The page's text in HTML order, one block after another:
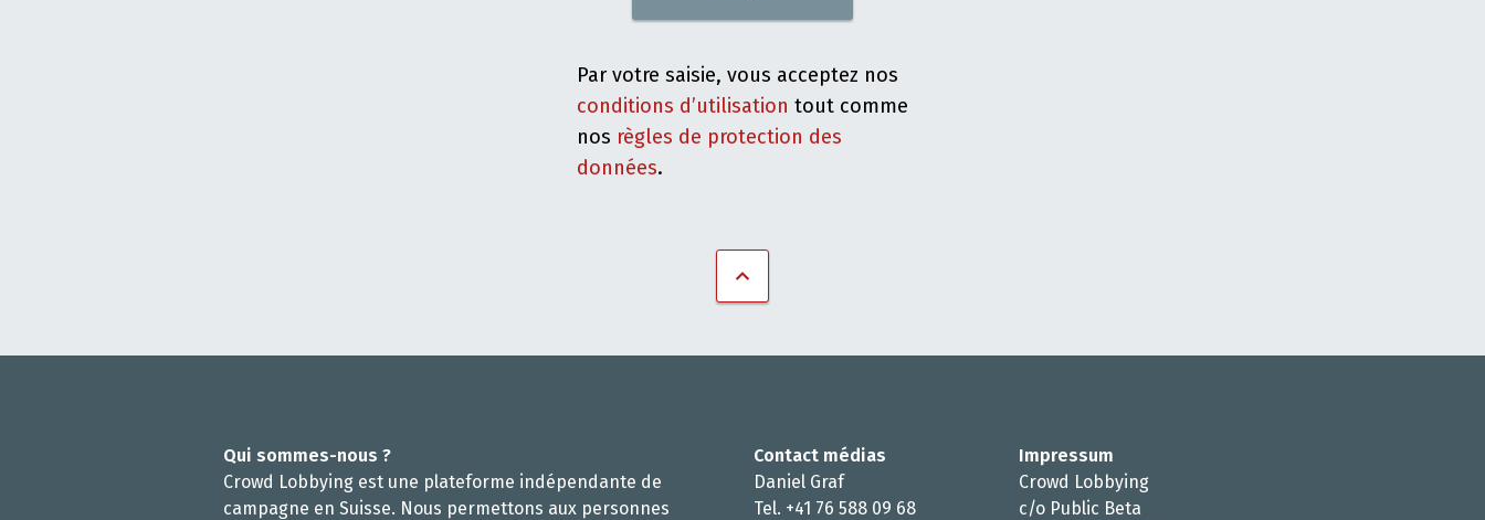
Par votre saisie, vous acceptez nos
conditions d’utilisation tout comme
nos règles de protection des
données.
Qui sommes-nous ?
Crowd Lobbying est une plateforme indépendante de
campagne en Suisse. Nous permettons aux personnes
Contact médias
Daniel Graf
Tel. +41 76 588 09 68
Impressum
Crowd Lobbying
c/o Public Beta